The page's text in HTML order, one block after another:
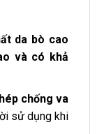
da bò cao
và có khả
chống va
sử dụng khi